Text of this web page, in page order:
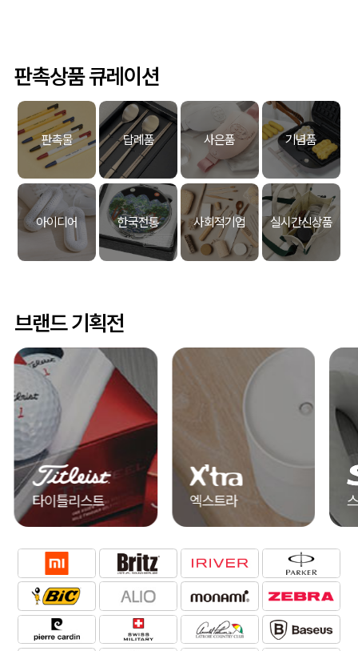
판촉상품 큐레이션
판촉물 답례품 사은품 기념품
아이디어 한국전통 사회적기업 실시간신상품
브랜드 기획전
타이틀리스트 엑스트라 스